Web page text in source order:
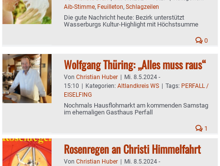
Aib-Stimme, Feuilleton, Schlagzeilen
Die gute Nachricht heute: Bezirk unterstützt
Wasserburgs Kultur-Highlight mit Höchstsumme
0
Wolfgang Thüring: „Alles muss raus“
Von Christian Huber | Mi. 8.5.2024 -
15:10 | Kategorien: Altlandkreis WS | Tags: PERFALL /
EISELFING
Nochmals Hausflohmarkt am kommenden Samstag
im ehemaligen Gasthaus Perfall
1
Rosenregen an Christi Himmelfahrt
Von Christian Huber | Mi. 8.5.2024 -